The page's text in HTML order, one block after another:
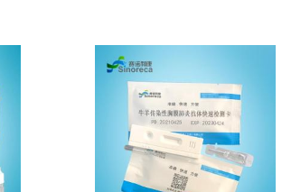
物质含量可根据其OD值由标准曲线换算出相应的浓度。